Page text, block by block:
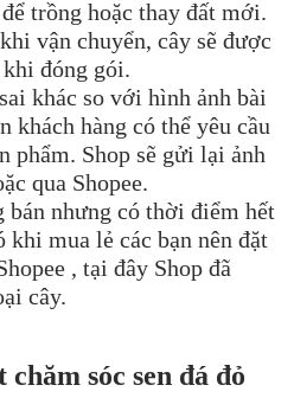
trồng hoặc thay đất mới.
vận chuyển, cây sẽ được
đóng gói.
khác so với hình ảnh bài
khách hàng có thể yêu cầu
phẩm. Shop sẽ gửi lại ảnh
qua Shopee.
bán nhưng có thời điểm hết
mua lẻ các bạn nên đặt
, tại đây Shop đã
cây.
chăm sóc sen đá đỏ